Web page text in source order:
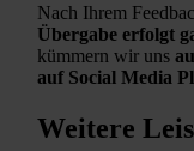
Nach Ihrem
Übergabe erfolgt
kümmern wir uns
auf Social Media
Weitere